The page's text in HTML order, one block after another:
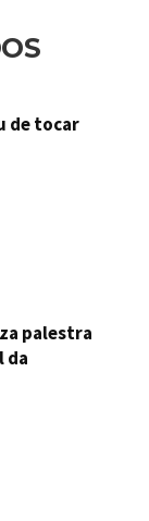
de tocar
palestra
da